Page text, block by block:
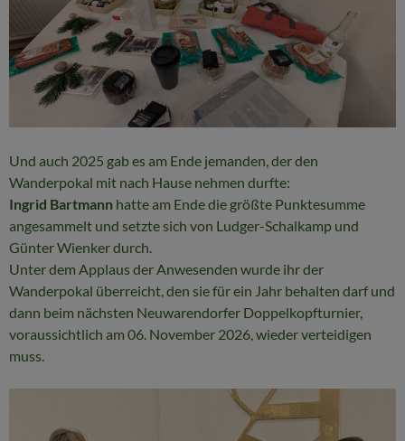
Und auch 2025 gab es am Ende jemanden, der den
Wanderpokal mit nach Hause nehmen durfte:
Ingrid Bartmann hatte am Ende die größte Punktesumme
angesammelt und setzte sich von Ludger-Schalkamp und
Günter Wienker durch.
Unter dem Applaus der Anwesenden wurde ihr der
Wanderpokal überreicht, den sie für ein Jahr behalten darf und
dann beim nächsten Neuwarendorfer Doppelkopfturnier,
voraussichtlich am 06. November 2026, wieder verteidigen
muss.